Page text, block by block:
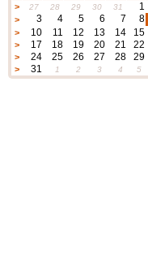
> 27 28 29 30 31 1
> 3 4 5 6 7 8
> 10 11 12 13 14 15
> 17 18 19 20 21 22
> 24 25 26 27 28 29
> 31 1 2 3 4 5